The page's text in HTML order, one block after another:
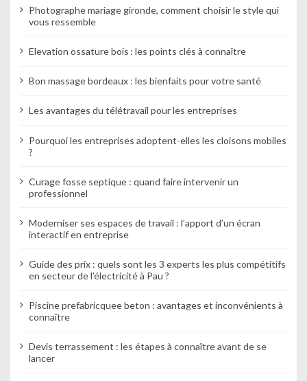
Photographe mariage gironde, comment choisir le style qui
vous ressemble
Elevation ossature bois : les points clés à connaître
Bon massage bordeaux : les bienfaits pour votre santé
Les avantages du télétravail pour les entreprises
Pourquoi les entreprises adoptent-elles les cloisons mobiles
?
Curage fosse septique : quand faire intervenir un
professionnel
Moderniser ses espaces de travail : l’apport d’un écran
interactif en entreprise
Guide des prix : quels sont les 3 experts les plus compétitifs
en secteur de l’électricité à Pau ?
Piscine prefabricquee beton : avantages et inconvénients à
connaître
Devis terrassement : les étapes à connaître avant de se
lancer